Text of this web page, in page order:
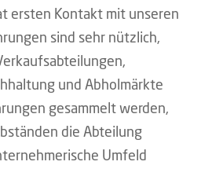
ersten Kontakt mit unseren
sind sehr nützlich,
und Abholmärkte
gesammelt werden,
die Abteilung
Umfeld